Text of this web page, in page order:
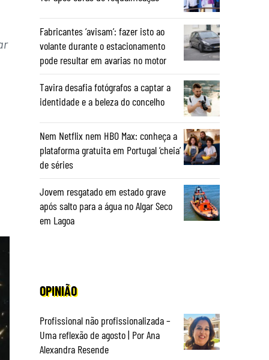
Fabricantes ‘avisam’: fazer isto ao
volante durante o estacionamento
pode resultar em avarias no motor
Tavira desafia fotógrafos a captar a
identidade e a beleza do concelho
Nem Netflix nem HBO Max: conheça a
plataforma gratuita em Portugal ‘cheia’
de séries
Jovem resgatado em estado grave
após salto para a água no Algar Seco
em Lagoa
OPINIÃO
Profissional não profissionalizada –
Uma reflexão de agosto | Por Ana
Alexandra Resende